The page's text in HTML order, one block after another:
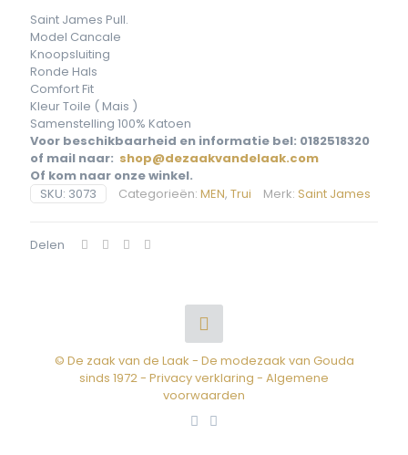
Saint James Pull.
Model Cancale
Knoopsluiting
Ronde Hals
Comfort Fit
Kleur Toile ( Mais )
Samenstelling 100% Katoen
Voor beschikbaarheid en informatie bel: 0182518320
of mail naar: shop@dezaakvandelaak.com
Of kom naar onze winkel.
SKU: 3073 Categorieën: MEN, Trui Merk: Saint James
Delen
© De zaak van de Laak - De modezaak van Gouda
sinds 1972 - Privacy verklaring - Algemene
voorwaarden